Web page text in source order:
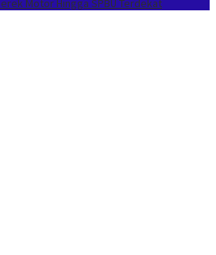
Motor Hingga SPBU Terdekat